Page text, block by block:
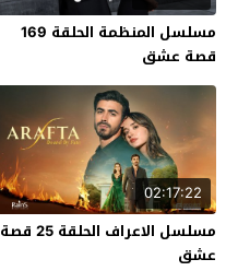
مسلسل المنظمة الحلقة 169
قصة عشق
02:17:22
مسلسل الاعراف الحلقة 25 قصة
عشق